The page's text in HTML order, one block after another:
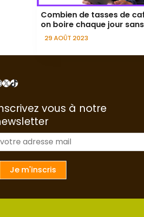
Combien de tasses de
on boire chaque jour
29 AOÛT 2023
X TikTok
vous à notre
Je m'inscris